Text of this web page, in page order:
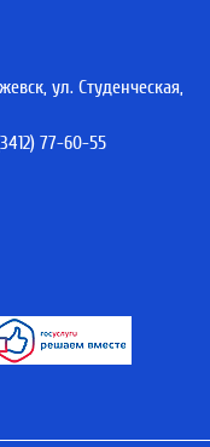
ул. Студенческая,
77-60-55